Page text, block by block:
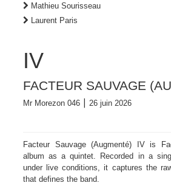
Mathieu Sourisseau
Laurent Paris
IV
FACTEUR SAUVAGE
Mr Morezon 046 ⎮ 26 juin 2026
Facteur Sauvage (Augmenté) IV is
album as a quintet. Recorded in a
under live conditions, it captures the
that defines the band.